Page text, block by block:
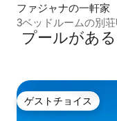
ファジャナの一軒家
3ベッドルームの別
プールがあ
ゲストチョイス
ゲストチョイス